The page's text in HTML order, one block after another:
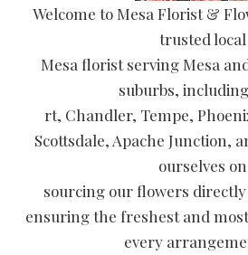
Welcome to Mesa Florist &
trusted local
Mesa florist serving Mesa
suburbs,
rt, Chandler, Tempe,
Scottsdale, Apache Junction,
ourselves on
sourcing our flowers
ensuring the freshest and
every